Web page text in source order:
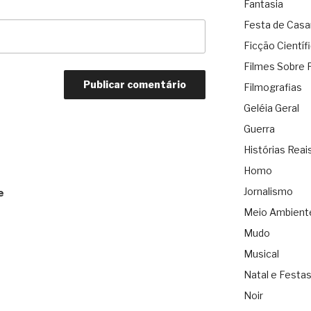
Fantasia
Festa de
Ficção
Filmes Sobre
Filmografias
Geléia Geral
Guerra
Histórias
Homo
Jornalismo
Meio
Mudo
Musical
Natal e Festas
Noir